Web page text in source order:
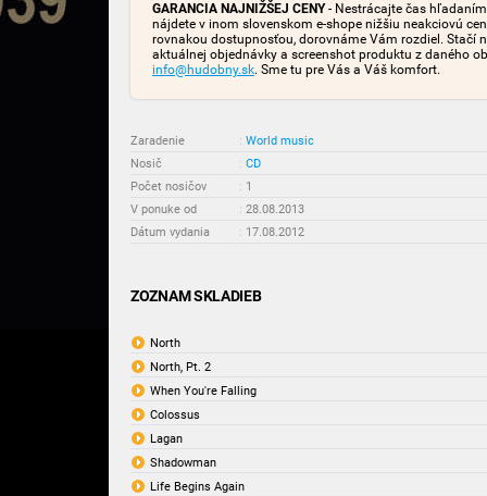
GARANCIA NAJNIŽŠEJ CENY- Nestrácajte čas
nájdete v inom slovenskom e-shope nižšiu neakciovú
rovnakou dostupnosťou, dorovnáme Vám rozdiel. Stačí
aktuálnej objednávky a screenshot produktu z daného
info@hudobny.sk. Sme tu pre Vás a Váš komfort.
Zaradenie : World music
Nosič
: CD
Počet nosičov
: 1
V ponuke od
: 28.08.2013
Dátum vydania
: 17.08.2012
ZOZNAM SKLADIEB
North
North, Pt. 2
When You're Falling
Colossus
Lagan
Shadowman
Life Begins Again